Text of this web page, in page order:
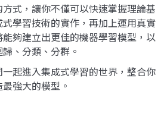
式，讓你不僅可以快速掌握理論基
學習技術的實作，再加上運用真實
夠建立出更佳的機器學習模型，以
、分類、分群。
起進入集成式學習的世界，整合你
強大的模型。